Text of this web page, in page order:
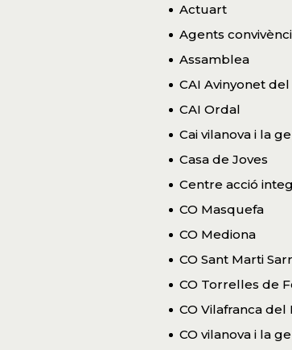
Actuart
Agents
Assamblea
CAI Avinyonet
CAI Ordal
Cai vilanova i la
Casa de Joves
Centre acció
CO Masquefa
CO Mediona
CO Sant Marti
CO Torrelles de
CO Vilafranca del
CO vilanova i la